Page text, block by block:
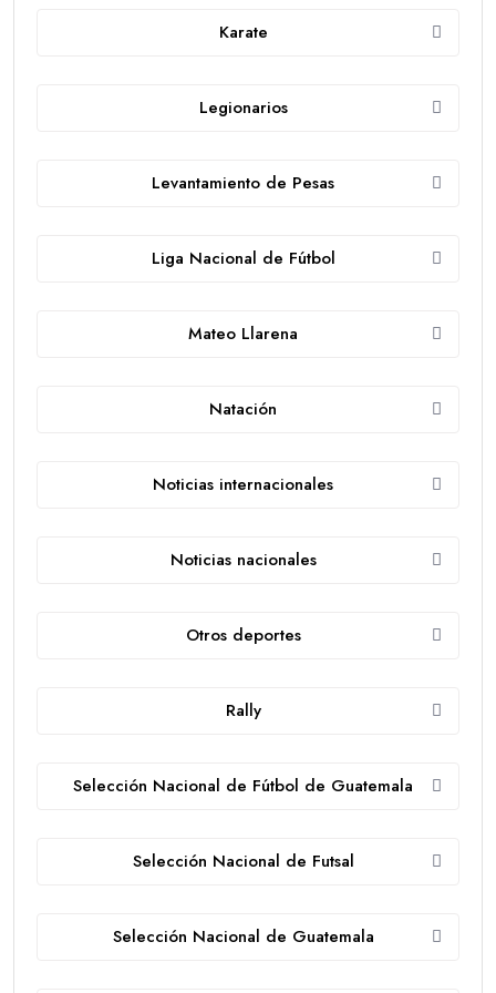
Karate
Legionarios
Levantamiento de Pesas
Liga Nacional de Fútbol
Mateo Llarena
Natación
Noticias internacionales
Noticias nacionales
Otros deportes
Rally
Selección Nacional de Fútbol de Guatemala
Selección Nacional de Futsal
Selección Nacional de Guatemala